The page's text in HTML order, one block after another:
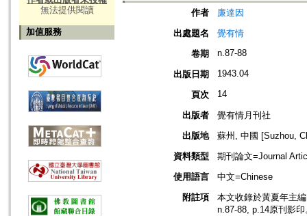
無法提供閱讀
加值服務
作者
廉達因
出處題名
覺有情
卷期
n.87-88
出版日期 1943.04
頁次 14
出版者
覺有情月刊社
出版地
蘇州, 中國 [Suzhou,
資料類型
期刊論文=Journal
使用語言
中文=Chinese
附註項
本文收錄於黃夏年主
n.87-88, p.14原刊影印